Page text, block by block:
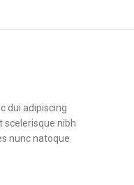
dui adipiscing
scelerisque nibh
nunc natoque